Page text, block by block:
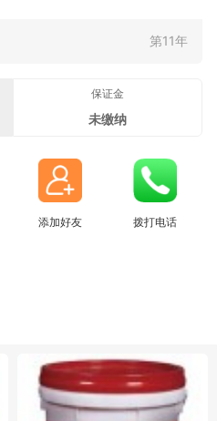
第11年
保证金
未缴纳
添加好友 拨打电话